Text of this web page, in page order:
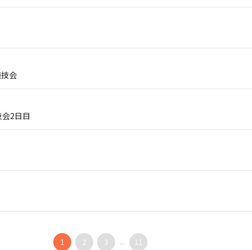
会
2日目
1 2 3 ... 11